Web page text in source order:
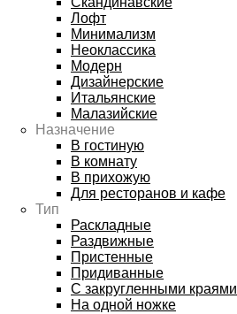
Лофт
Минимализм
Неоклассика
Модерн
Дизайнерские
Итальянские
Малазийские
Назначение
В гостиную
В комнату
В прихожую
Для ресторанов и кафе
Тип
Раскладные
Раздвижные
Пристенные
Придиванные
С закругленными краями
На одной ножке